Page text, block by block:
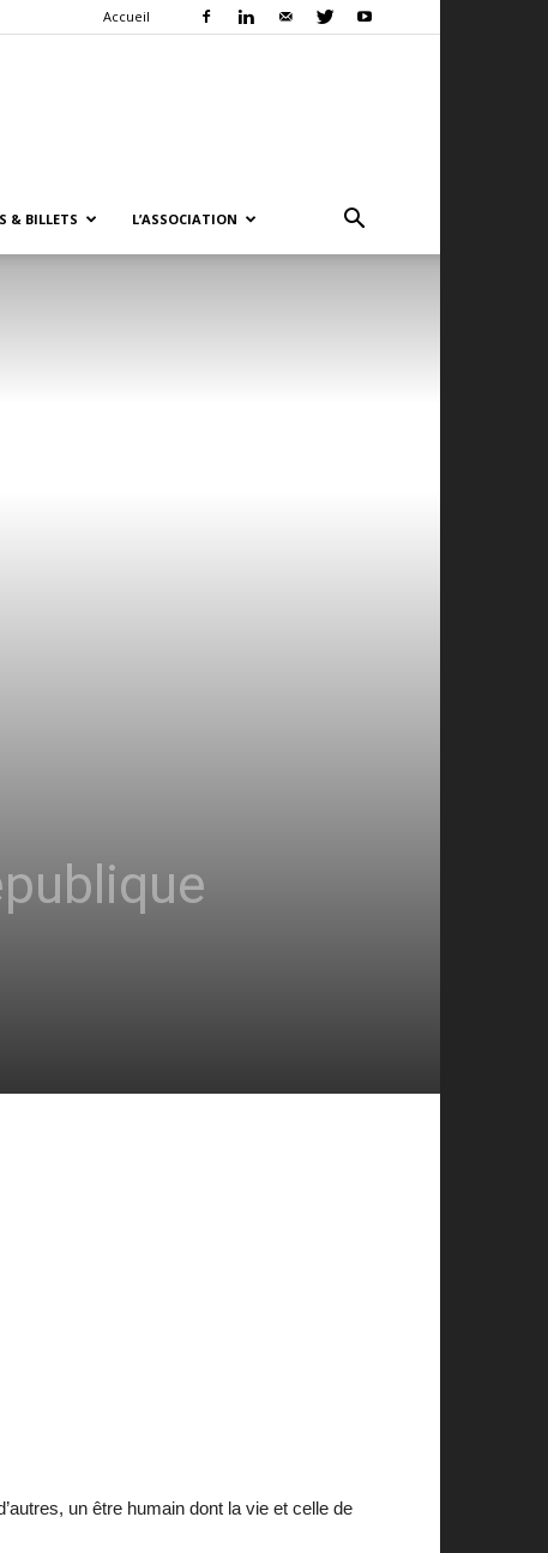
Accueil
& BILLETS L’ASSOCIATION
un être humain dont la vie et celle de